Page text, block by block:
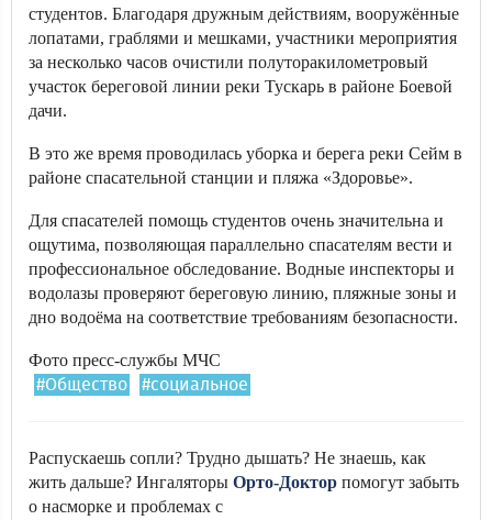
студентов. Благодаря дружным действиям, вооружённые
лопатами, граблями и мешками, участники мероприятия
за несколько часов очистили полуторакилометровый
участок береговой линии реки Тускарь в районе Боевой
дачи.
В это же время проводилась уборка и берега реки Сейм в
районе спасательной станции и пляжа «Здоровье».
Для спасателей помощь студентов очень значительна и
ощутима, позволяющая параллельно спасателям вести и
профессиональное обследование. Водные инспекторы и
водолазы проверяют береговую линию, пляжные зоны и
дно водоёма на соответствие требованиям безопасности.
Фото пресс-службы МЧС
#Общество #социальное
Распускаешь сопли? Трудно дышать? Не знаешь, как
жить дальше? Ингаляторы Орто-Доктор помогут забыть
о насморке и проблемах с